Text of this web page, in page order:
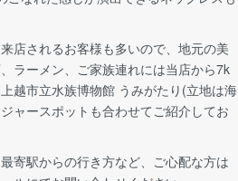
店されるお客様も多いので、地元の美
ラーメン、ご家族連れには当店から7k
越市立水族博物館 うみがたり(立地は海
ャースポットも合わせてご紹介してお
寄駅からの行き方など、ご心配な方は